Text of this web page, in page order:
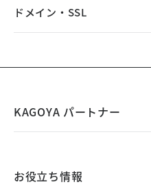
ドメイン・SSL
KAGOYA パートナー
お役立ち情報